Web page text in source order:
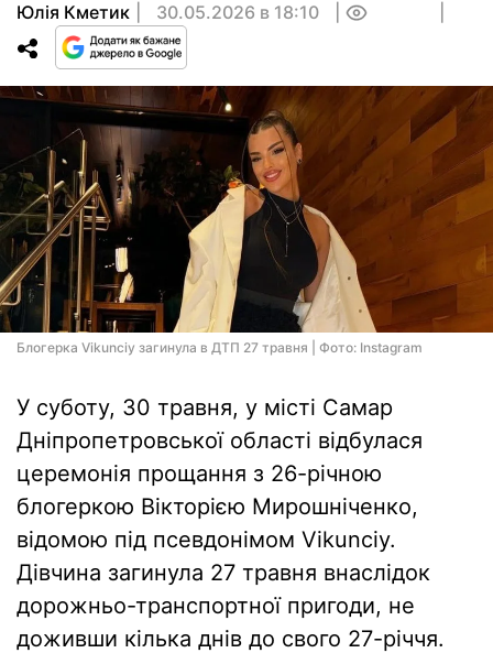
Юлія Кметик 30.05.2026 в 18:10
Блогерка Vikunciy загинула в ДТП 27 травня | Фото: Instagram
У суботу, 30 травня, у місті Самар
Дніпропетровської області відбулася
церемонія прощання з 26-річною
блогеркою Вікторією Мирошніченко,
відомою під псевдонімом Vikunciy.
Дівчина загинула 27 травня внаслідок
дорожньо-транспортної пригоди, не
доживши кілька днів до свого 27-річчя.